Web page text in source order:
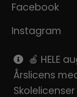
Facebook
Instagram
Pinterest
SnapChat
🍎 HELE
Årslicens